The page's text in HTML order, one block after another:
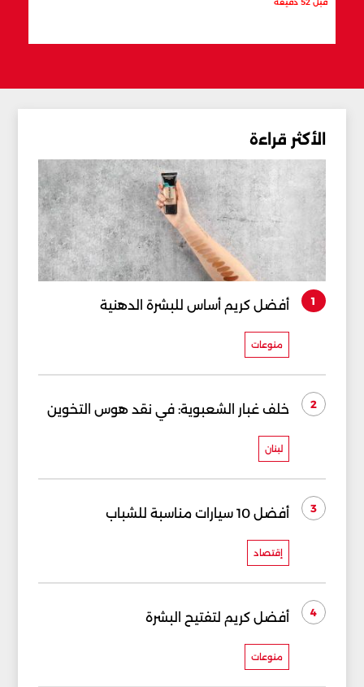
قبل 52 دقيقة
الأكثر قراءة
1 أفضل كريم أساس للبشرة الدهنية
منوعات
2 خلف غبار الشعبوية: في نقد هوس التخوين
لبنان
3 أفضل 10 سيارات مناسبة للشباب
إقتصاد
4 أفضل كريم لتفتيح البشرة
منوعات